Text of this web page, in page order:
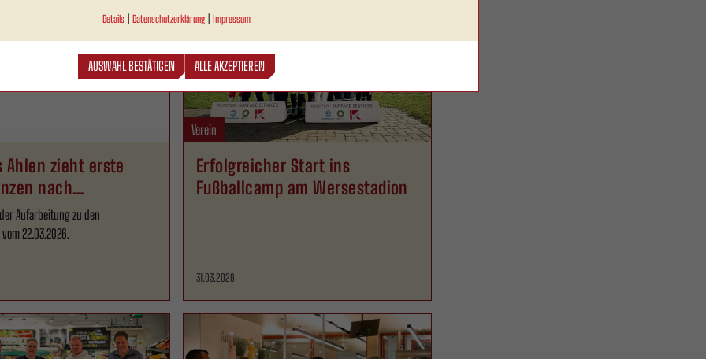
Details Datenschutzerklärung Impressum
AUSWAHL BESTÄTIGEN ALLE AKZEPTIEREN
Ahlen zieht erste
nach
Aufarbeitung zu den
22.03.2026.
Verein
Erfolgreicher Start ins
Fußballcamp am Wersestadion
31.03.2026